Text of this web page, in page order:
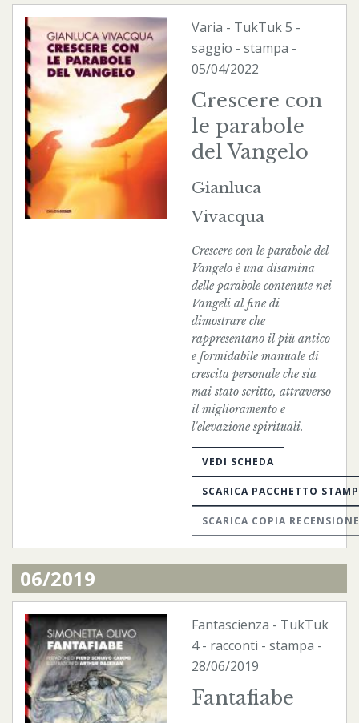
Varia - TukTuk5 -
saggio - stampa -
05/04/2022
Crescere con
le parabole
del Vangelo
Gianluca
Vivacqua
Crescere con le parabole del
Vangelo è una disamina
delle parabole contenute nei
Vangeli al fine di
dimostrare che
rappresentano il più antico
e formidabile manuale di
crescita personale che sia
mai stato scritto, attraverso
il miglioramento e
l'elevazione spirituali.
VEDI SCHEDA
SCARICA PACCHETTO
SCARICA COPIA RECENSIONE
06/2019
Fantascienza - TukTuk
4 - racconti - stampa -
28/06/2019
Fantafiabe